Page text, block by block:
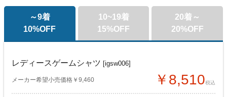
～9着
10%OFF
レディースゲームシャツ [igsw006]
メーカー希望小売価格￥9,460 ￥8,510税込
10~19着
15%OFF
20着～
20%OFF